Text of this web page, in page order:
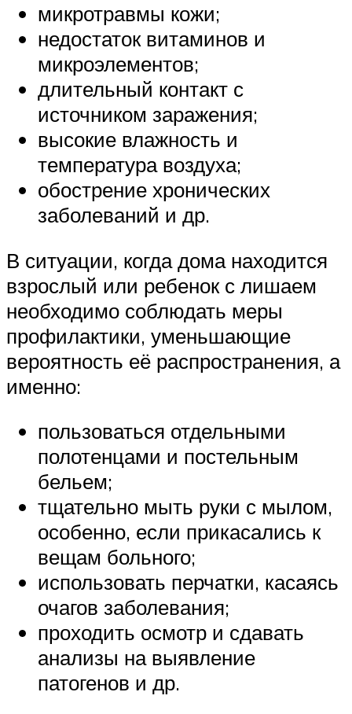
микротравмы кожи;
недостаток витаминов и
микроэлементов;
длительный контакт с
источником заражения;
высокие влажность и
температура воздуха;
обострение хронических
заболеваний и др.
В ситуации, когда дома находится
взрослый или ребенок с лишаем
необходимо соблюдать меры
профилактики, уменьшающие
вероятность её распространения, а
именно:
пользоваться отдельными
полотенцами и постельным
бельем;
тщательно мыть руки с мылом,
особенно, если прикасались к
вещам больного;
использовать перчатки, касаясь
очагов заболевания;
проходить осмотр и сдавать
анализы на выявление
патогенов и др.